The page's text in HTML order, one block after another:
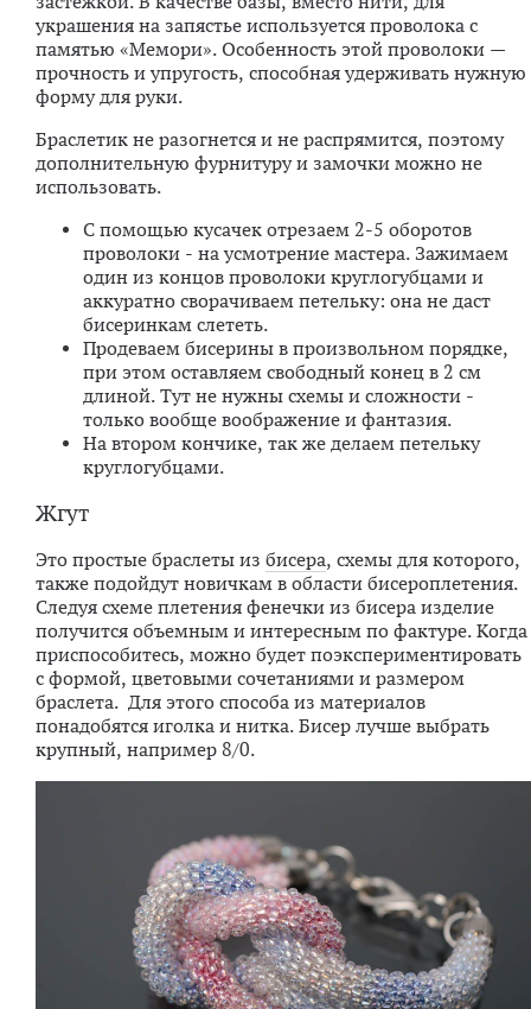
украшения на запястье используется проволока с
памятью «Мемори». Особенность этой проволоки —
прочность и упругость, способная удерживать нужную
форму для руки.
Браслетик не разогнется и не распрямится, поэтому
дополнительную фурнитуру и замочки можно не
использовать.
С помощью кусачек отрезаем 2-5 оборотов
проволоки - на усмотрение мастера. Зажимаем
один из концов проволоки круглогубцами и
аккуратно сворачиваем петельку: она не даст
бисеринкам слететь.
Продеваем бисерины в произвольном порядке,
при этом оставляем свободный конец в 2 см
длиной. Тут не нужны схемы и сложности -
только вообще воображение и фантазия.
На втором кончике, так же делаем петельку
круглогубцами.
Жгут
Это простые браслеты из бисера, схемы для которого,
также подойдут новичкам в области бисероплетения.
Следуя схеме плетения фенечки из бисера изделие
получится объемным и интересным по фактуре. Когда
приспособитесь, можно будет поэкспериментировать
с формой, цветовыми сочетаниями и размером
браслета. Для этого способа из материалов
понадобятся иголка и нитка. Бисер лучше выбрать
крупный, например 8/0.